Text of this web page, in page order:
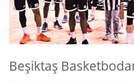
Beşiktaş